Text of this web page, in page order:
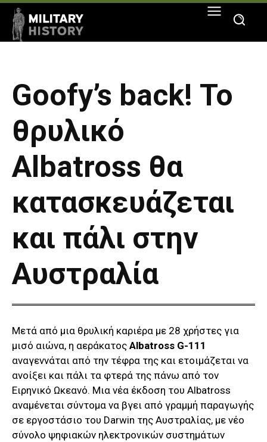
Goofy’s back! Το
θρυλικό
Albatross θα
κατασκευάζεται
και πάλι στην
Αυστραλία
Μετά από μια θρυλική καριέρα με 28 χρήστες για
μισό αιώνα, η αεράκατος Albatross G-111
αναγεννάται από την τέφρα της και ετοιμάζεται να
ανοίξει και πάλι τα φτερά της πάνω από τον
Ειρηνικό Ωκεανό. Μια νέα έκδοση του Albatross
αναμένεται σύντομα να βγει από γραμμή παραγωγής
σε εργοστάσιο του Darwin της Αυστραλίας, με νέο
σύνολο ψηφιακών ηλεκτρονικών συστημάτων